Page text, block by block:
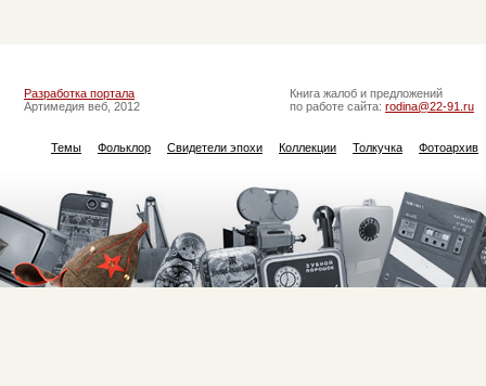
Разработка портала
Артимедия веб, 2012
Книга жалоб и предложений
по работе сайта: rodina@22-91.ru
Темы Фольклор Свидетели эпохи Коллекции Толкучка Фотоархив